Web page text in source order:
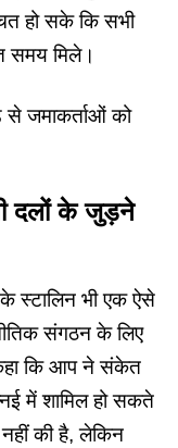
हो सके कि सभी
समय मिले।
से जमाकर्ताओं को
दलों के जुड़ने
स्टालिन भी एक ऐसे
संगठन के लिए
कि आप ने संकेत
में शामिल हो सकते
की है, लेकिन